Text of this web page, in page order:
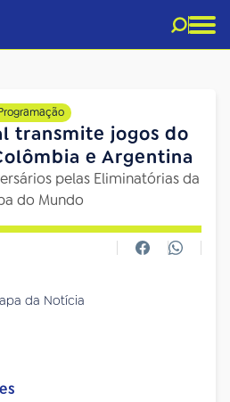
transmite jogos do
e Argentina
pelas Eliminatórias da
do Mundo